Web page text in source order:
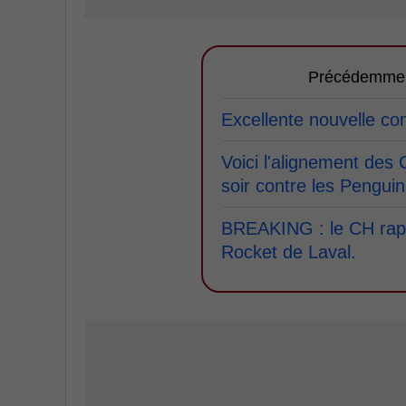
Excellente nouvelle
Voici l'alignement des
soir contre les
BREAKING : le CH
Rocket de Laval.